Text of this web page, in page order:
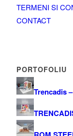
TERMENI SI
CONTACT
PORTOFOLIU
Trencadis